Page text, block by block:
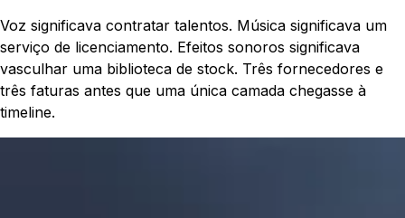
Voz significava contratar talentos. Música significava um
serviço de licenciamento. Efeitos sonoros significava
vasculhar uma biblioteca de stock. Três fornecedores e
três faturas antes que uma única camada chegasse à
timeline.